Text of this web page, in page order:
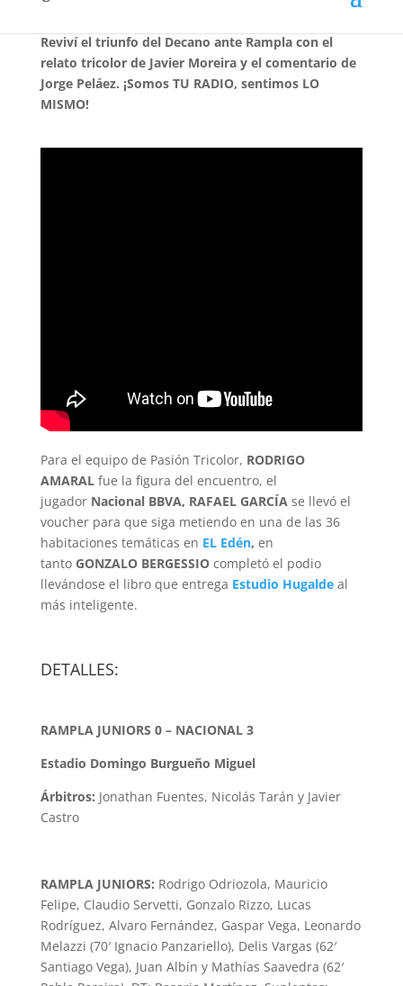
Reviví el triunfo del Decano ante Rampla con el
relato tricolor de Javier Moreira y el comentario de
Jorge Peláez. ¡Somos TU RADIO, sentimos LO
MISMO!
Para el equipo de Pasión Tricolor, RODRIGO
AMARAL fue la figura del encuentro, el
jugadorNacional BBVA, RAFAEL GARCÍA se llevó el
voucher para que siga metiendo en una de las 36
habitaciones temáticas en EL Edén, en
tanto GONZALO BERGESSIO completó el podio
llevándose el libro que entrega Estudio Hugalde al
más inteligente.
DETALLES:
RAMPLA JUNIORS 0 – NACIONAL 3
Estadio Domingo Burgueño Miguel
Árbitros: Jonathan Fuentes, Nicolás Tarán y Javier
Castro
RAMPLA JUNIORS: Rodrigo Odriozola, Mauricio
Felipe, Claudio Servetti, Gonzalo Rizzo, Lucas
Rodríguez, Alvaro Fernández, Gaspar Vega, Leonardo
Melazzi (70′ Ignacio Panzariello), Delis Vargas (62′
Santiago Vega), Juan Albín y Mathías Saavedra (62′